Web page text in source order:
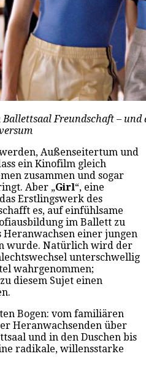
Freundschaft –
Außenseitertum und
ein Kinofilm gleich
zusammen und sogar
Aber „Girl“, eine
Erstlingswerk des
es, auf einfühlsame
im Ballett zu
Heranwachsen einer jungen
wurde. Natürlich wird der
unterschwellig
wahrgenommen;
diesem Sujet einen
Bogen: vom familiären
Heranwachsenden über
und in den Duschen bis
radikale, willensstarke